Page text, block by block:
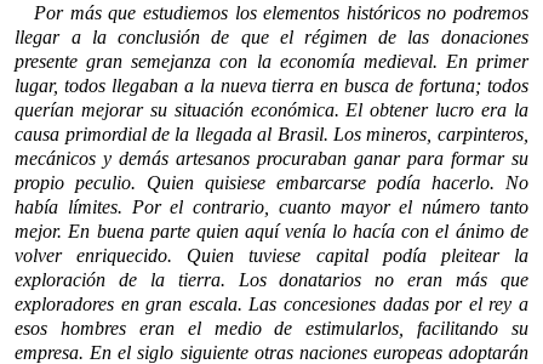
Por más que estudiemos los elementos históricos no podremos
llegar a la conclusión de que el régimen de las donaciones
presente gran semejanza con la economía medieval. En primer
lugar, todos llegaban a la nueva tierra en busca de fortuna; todos
querían mejorar su situación económica. El obtener lucro era la
causa primordial de la llegada al Brasil. Los mineros, carpinteros,
mecánicos y demás artesa­nos procuraban ganar para formar su
propio peculio. Quien quisiese embarcarse podía hacerlo. No
había límites. Por el contrario, cuanto mayor el número tanto
mejor. En buena parte quien aquí venía lo hacía con el ánimo de
volver enriquecido. Quien tuviese capital podía pleitear la
exploración de la tierra. Los donatarios no eran más que
exploradores en gran escala. Las concesiones dadas por el rey a
esos hombres eran el medio de estimularlos, facilitando su
empresa. En el siglo siguiente otras naciones europeas adoptarán